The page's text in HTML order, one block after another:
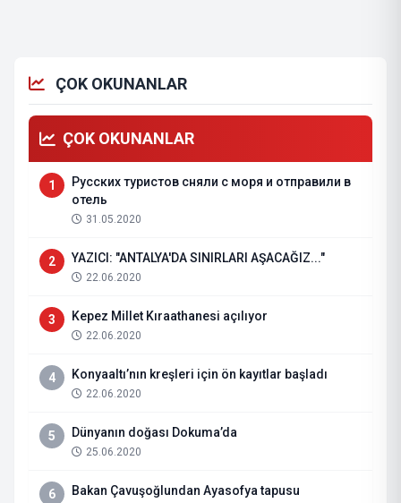
ÇOK OKUNANLAR
ÇOK OKUNANLAR
1
Русских туристов сняли с моря и отправили в
отель
31.05.2020
2 YAZICI: "ANTALYA'DA SINIRLARI AŞACAĞIZ..."
22.06.2020
3 Kepez Millet Kıraathanesi açılıyor
22.06.2020
4 Konyaaltı’nın kreşleri için ön kayıtlar başladı
22.06.2020
5 Dünyanın doğası Dokuma’da
25.06.2020
6 Bakan Çavuşoğlundan Ayasofya tapusu